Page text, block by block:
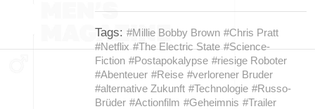
Tags: #Millie Bobby Brown #Chris Pratt
#Netflix #The Electric State #Science-
Fiction #Postapokalypse #riesige Roboter
#Abenteuer #Reise #verlorener Bruder
#alternative Zukunft #Technologie #Russo-
Brüder #Actionfilm #Geheimnis #Trailer